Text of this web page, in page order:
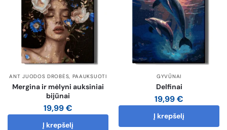
ANT JUODOS DROBĖS PAAUKSUOTI
Mergina ir mėlyni auksiniai
bijūnai
19,99€
Į krepšelį
GYVŪNAI
Delfinai
19,99€
Į krepšelį